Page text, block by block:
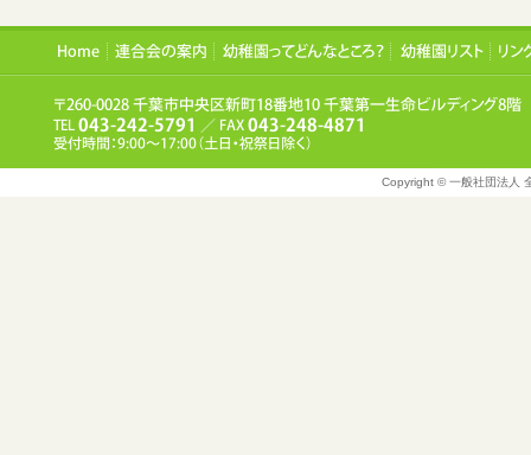
Copyright © 一般社団法人